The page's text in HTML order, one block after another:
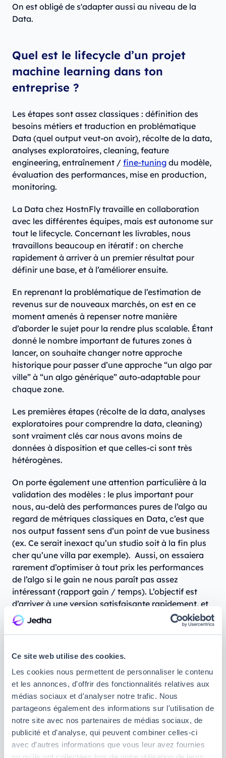
Ce site web utilise des cookies.
Les cookies nous permettent de personnaliser le contenu
et les annonces, d'offrir des fonctionnalités relatives aux
médias sociaux et d'analyser notre trafic. Nous
partageons également des informations sur l'utilisation de
notre site avec nos partenaires de médias sociaux, de
publicité et d'analyse, qui peuvent combiner celles-ci
avec d'autres informations que vous leur avez fournies
On est obligé de s'adapter aussi au niveau de la
Data.
Quel est le lifecycle d’un projet
machine learning dans ton
entreprise ?
Les étapes sont assez classiques : définition des
besoins métiers et traduction en problématique
Data (quel output veut-on avoir), récolte de la data,
analyses exploratoires, cleaning, feature
engineering, entraînement / fine-tuning du modèle,
évaluation des performances, mise en production,
monitoring.
La Data chez HostnFly travaille en collaboration
avec les différentes équipes, mais est autonome sur
tout le lifecycle. Concernant les livrables, nous
travaillons beaucoup en itératif : on cherche
rapidement à arriver à un premier résultat pour
définir une base, et à l’améliorer ensuite.
En reprenant la problématique de l’estimation de
revenus sur de nouveaux marchés, on est en ce
moment amenés à repenser notre manière
d’aborder le sujet pour la rendre plus scalable. Étant
donné le nombre important de futures zones à
lancer, on souhaite changer notre approche
historique pour passer d’une approche “un algo par
ville” à “un algo générique” auto-adaptable pour
chaque zone.
Les premières étapes (récolte de la data, analyses
exploratoires pour comprendre la data, cleaning)
sont vraiment clés car nous avons moins de
données à disposition et que celles-ci sont très
hétérogènes.
On porte également une attention particulière à la
validation des modèles : le plus important pour
nous, au-delà des performances pures de l’algo au
regard de métriques classiques en Data, c’est que
nos output fassent sens d’un point de vue business
(ex. Ce serait inexact qu’un studio soit à la fin plus
cher qu’une villa par exemple). Aussi, on essaiera
rarement d’optimiser à tout prix les performances
de l’algo si le gain ne nous paraît pas assez
intéressant (rapport gain / temps). L’objectif est
d’arriver à une version satisfaisante rapidement, et
éventuellement d’itérer ensuite.
On est en somme assez impliqué dans le business
development en raison de la nécessité de produire
des estimations.